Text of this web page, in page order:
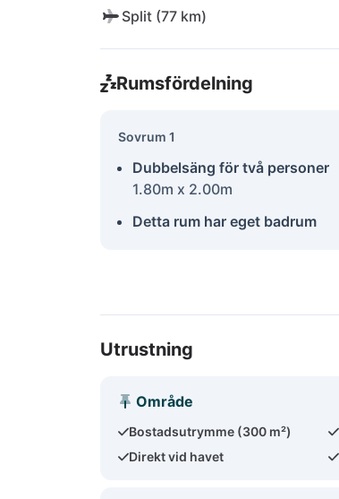
Split (77 km)
Rumsfördelning
Sovrum 1
Dubbelsäng för två personer
1.80m x 2.00m
Detta rum har eget badrum
Utrustning
Område
Bostadsutrymme (300 m²)
Direkt vid havet